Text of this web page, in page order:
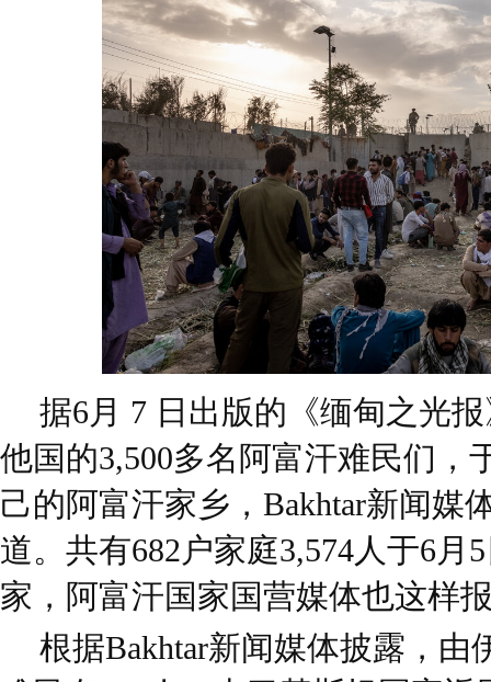
据6月 7 日出版的《缅甸之光
他国的3,500多名阿富汗难民们，
己的阿富汗家乡，Bakhtar新闻媒
道。共有682户家庭3,574人于6月
家，阿富汗国家国营媒体也这样
根据Bakhtar新闻媒体披露，由